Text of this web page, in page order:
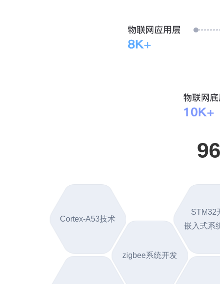
Cortex-A53技术
STM32
嵌入式系
zigbee系统开发